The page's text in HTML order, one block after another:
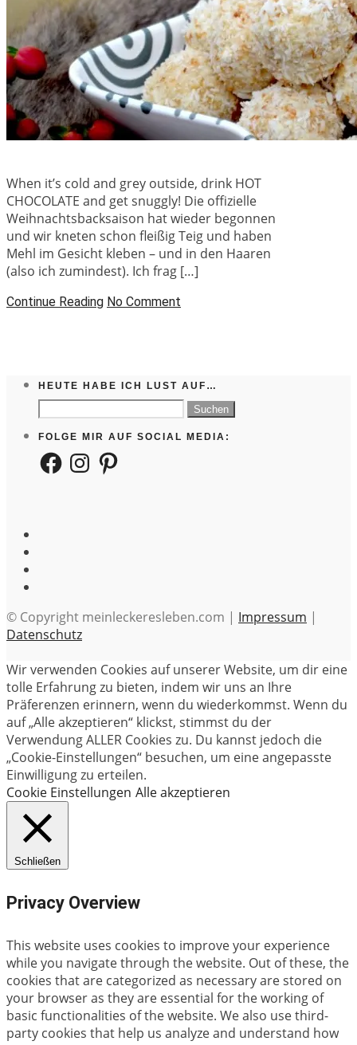
When it’s cold and grey outside, drink HOT
CHOCOLATE and get snuggly! Die offizielle
Weihnachtsbacksaison hat wieder begonnen
und wir kneten schon fleißig Teig und haben
Mehl im Gesicht kleben – und in den Haaren
(also ich zumindest). Ich frag […]
Continue Reading No Comment
HEUTE HABE ICH LUST AUF…
nach:
FOLGE MIR AUF SOCIAL MEDIA:
FacebookInstagramPinterest
© Copyright meinleckeresleben.com | Impressum |
Datenschutz
Wir verwenden Cookies auf unserer Website, um dir eine
tolle Erfahrung zu bieten, indem wir uns an Ihre
Präferenzen erinnern, wenn du wiederkommst. Wenn du
auf „Alle akzeptieren“ klickst, stimmst du der
Verwendung ALLER Cookies zu. Du kannst jedoch die
„Cookie-Einstellungen“ besuchen, um eine angepasste
Einwilligung zu erteilen.
Cookie Einstellungen Alle akzeptieren
Schließen
Privacy Overview
This website uses cookies to improve your experience
while you navigate through the website. Out of these, the
cookies that are categorized as necessary are stored on
your browser as they are essential for the working of
basic functionalities of the website. We also use third-
party cookies that help us analyze and understand how